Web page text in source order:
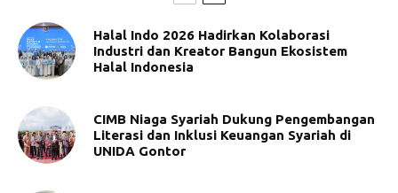
Halal Indo 2026 Hadirkan Kolaborasi
Industri dan Kreator Bangun Ekosistem
Halal Indonesia
CIMB Niaga Syariah Dukung Pengembangan
Literasi dan Inklusi Keuangan Syariah di
UNIDA Gontor